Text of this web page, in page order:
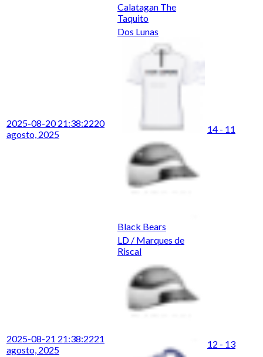
Calatagan The
Taquito
2025-08-20 21:38:2220
agosto, 2025
Dos Lunas
Black Bears
14 - 11
2025-08-21 21:38:2221
agosto, 2025
LD / Marques de
Riscal
12 - 13